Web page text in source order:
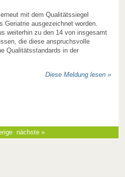
mit dem Qualitätssiegel
Geriatrie ausgezeichnet worden.
weiterhin zu den 14 von insgesamt
die diese anspruchsvolle
Qualitätsstandards in der
Diese Meldung lesen »
nächste »